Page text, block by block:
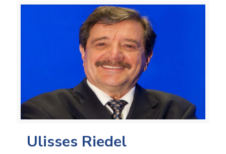
Ulisses Riedel